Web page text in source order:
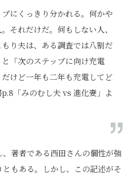
にくっきり分かれる。何かや
それだけだ。何もしない人、
り夫は、ある調査では八割だ
「次のステップに向け充電
けど一年も二年も充電してど
「みのむし夫 vs 進化妻」よ
著者である西田さんの個性が強
もある。しかし、この記述がそ